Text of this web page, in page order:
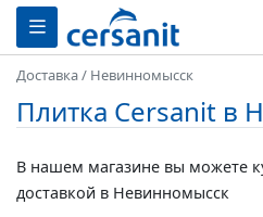
Доставка/ Невинномысск
Плитка Cersanit в
В нашем магазине вы можете
доставкой в Невинномысск